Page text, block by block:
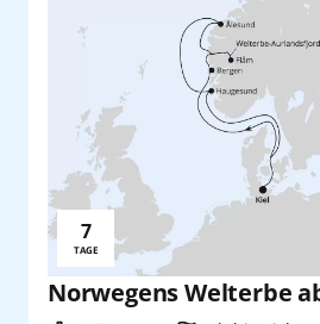
Norwegens Welterbe
Reisedauer:
7
TAGE